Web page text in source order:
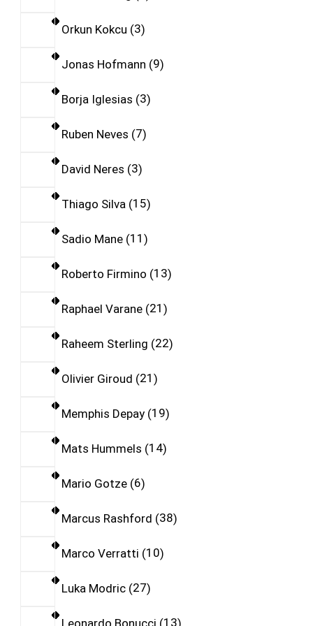
Orkun Kokcu 3
Jonas Hofmann 9
Borja Iglesias 3
Ruben Neves 7
David Neres 3
Thiago Silva 15
Sadio Mane 11
Roberto Firmino 13
Raphael Varane 21
Raheem Sterling 22
Olivier Giroud 21
Memphis Depay 19
Mats Hummels 14
Mario Gotze 6
Marcus Rashford 38
Marco Verratti 10
Luka Modric 27
Leonardo Bonucci 13